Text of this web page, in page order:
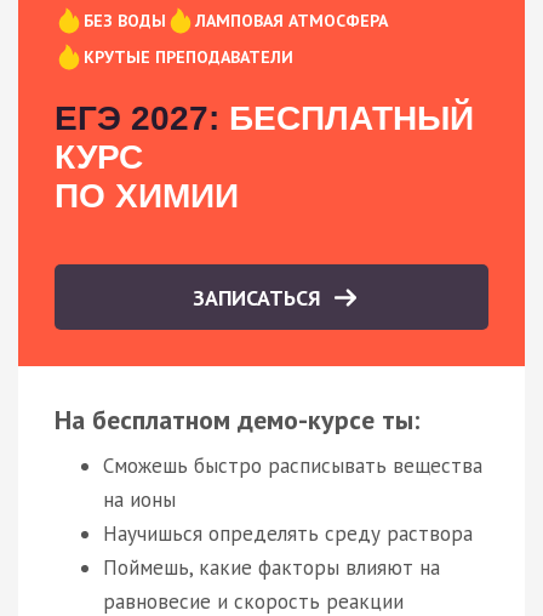
БЕЗ ВОДЫ
ЛАМПОВАЯ АТМОСФЕРА
КРУТЫЕ ПРЕПОДАВАТЕЛИ
ЕГЭ 2027: БЕСПЛАТНЫЙ
КУРС
ПО ХИМИИ
ЗАПИСАТЬСЯ
На бесплатном демо-курсе ты:
Сможешь быстро расписывать вещества
на ионы
Научишься определять среду раствора
Поймешь, какие факторы влияют на
равновесие и скорость реакции